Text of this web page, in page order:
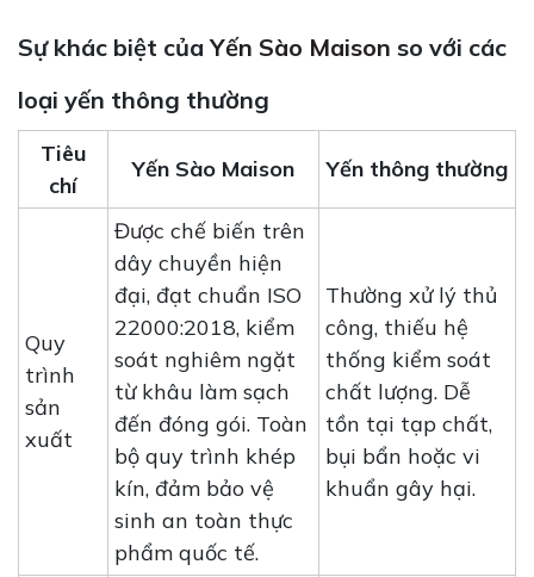
Sự khác biệt củaYến Sào Maison so với các
loại yến thông thường
Tiêu
chí
Yến Sào Maison Yến thông thường
Quy
trình
sản
xuất
Được chế biến trên
dây chuyền hiện
đại, đạt chuẩn ISO
22000:2018, kiểm
soát nghiêm ngặt
từ khâu làm sạch
đến đóng gói. Toàn
bộ quy trình khép
kín, đảm bảo vệ
sinh an toàn thực
phẩm quốc tế.
Thường xử lý thủ
công, thiếu hệ
thống kiểm soát
chất lượng. Dễ
tồn tại tạp chất,
bụi bẩn hoặc vi
khuẩn gây hại.